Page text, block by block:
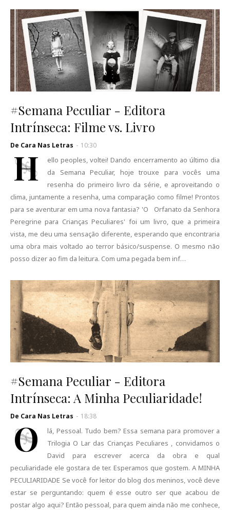
#Semana Peculiar - Editora
Intrínseca: Filme vs. Livro
De Cara Nas Letras - 10:30
H
ello peoples, voltei! Dando encerramento ao último dia
da Semana Peculiar, hoje trouxe para vocês uma
resenha do primeiro livro da série, e aproveitando o
clima, juntamente a resenha, uma comparação como filme! Prontos
para se aventurar em uma nova fantasia? 'O Orfanato da Senhora
Peregrine para Crianças Peculiares' foi um livro, que a primeira
vista, me deu uma sensação diferente, esperando que encontraria
uma obra mais voltado ao terror básico/suspense. O mesmo não
posso dizer ao fim da leitura. Com uma pegada bem inf…
#Semana Peculiar - Editora
Intrínseca: A Minha Peculiaridade!
De Cara Nas Letras - 18:38
O
lá, Pessoal. Tudo bem? Essa semana para promover a
Trilogia O Lar das Crianças Peculiares , convidamos o
David para escrever acerca da obra e qual
peculiaridade ele gostara de ter. Esperamos que gostem. A MINHA
PECULIARIDADE Se você for leitor do blog dos meninos, você deve
estar se perguntando: quem é esse outro ser que acabou de
postar algo aqui? Então pessoal, para quem ainda não me conhece,